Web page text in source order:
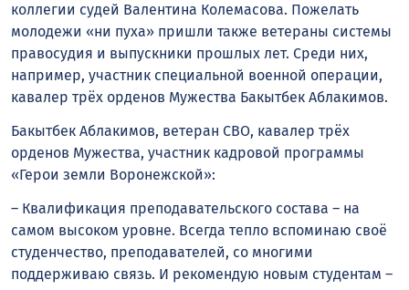
коллегии судей Валентина Колемасова. Пожелать
молодежи «ни пуха» пришли также ветераны системы
правосудия и выпускники прошлых лет. Среди них,
например, участник специальной военной операции,
кавалер трёх орденов Мужества Бакытбек Аблакимов.
Бакытбек Аблакимов, ветеран СВО, кавалер трёх
орденов Мужества, участник кадровой программы
«Герои земли Воронежской»:
– Квалификация преподавательского состава – на
самом высоком уровне. Всегда тепло вспоминаю своё
студенчество, преподавателей, со многими
поддерживаю связь. И рекомендую новым студентам –